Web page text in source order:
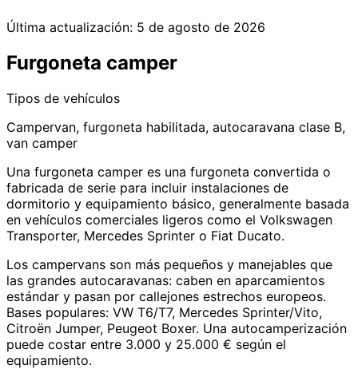
Última actualización: 5 de agosto de 2026
Furgoneta camper
Tipos de vehículos
Campervan, furgoneta habilitada, autocaravana clase B,
van camper
Una furgoneta camper es una furgoneta convertida o
fabricada de serie para incluir instalaciones de
dormitorio y equipamiento básico, generalmente basada
en vehículos comerciales ligeros como el Volkswagen
Transporter, Mercedes Sprinter o Fiat Ducato.
Los campervans son más pequeños y manejables que
las grandes autocaravanas: caben en aparcamientos
estándar y pasan por callejones estrechos europeos.
Bases populares: VW T6/T7, Mercedes Sprinter/Vito,
Citroën Jumper, Peugeot Boxer. Una autocamperización
puede costar entre 3.000 y 25.000 € según el
equipamiento.